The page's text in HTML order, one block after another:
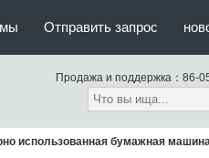
Отправить запрос
Продажа и поддержка： 86-
использованная бумажная